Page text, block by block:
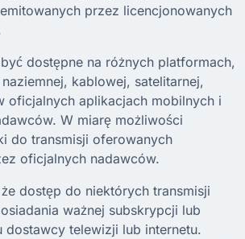
przez licencjonowanych
dostępne na różnych platformach,
kablowej, satelitarnej,
oficjalnych aplikacjach mobilnych i
W miarę możliwości
do transmisji oferowanych
oficjalnych nadawców.
dostęp do niektórych transmisji
ważnej subskrypcji lub
dostawcy telewizji lub internetu.